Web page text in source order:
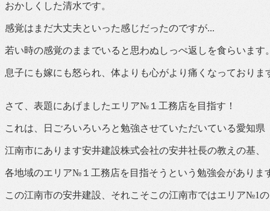
おかしくした清水です。
感覚はまだ大丈夫といった感じだったのですが...
若い時の感覚のままでいると思わぬしっぺ返しを食らいます
息子にも嫁にも怒られ、体よりも心がより痛くなっておりま
さて、表題にあげましたエリア№１工務店を目指す！
これは、日ごろいろいろと勉強させていただいている愛知県
江南市にあります安井建設株式会社の安井社長の教えの基、
各地域のエリア№１工務店を目指そうという勉強会がありま
この江南市の安井建設、それこそこの江南市ではエリア№1の